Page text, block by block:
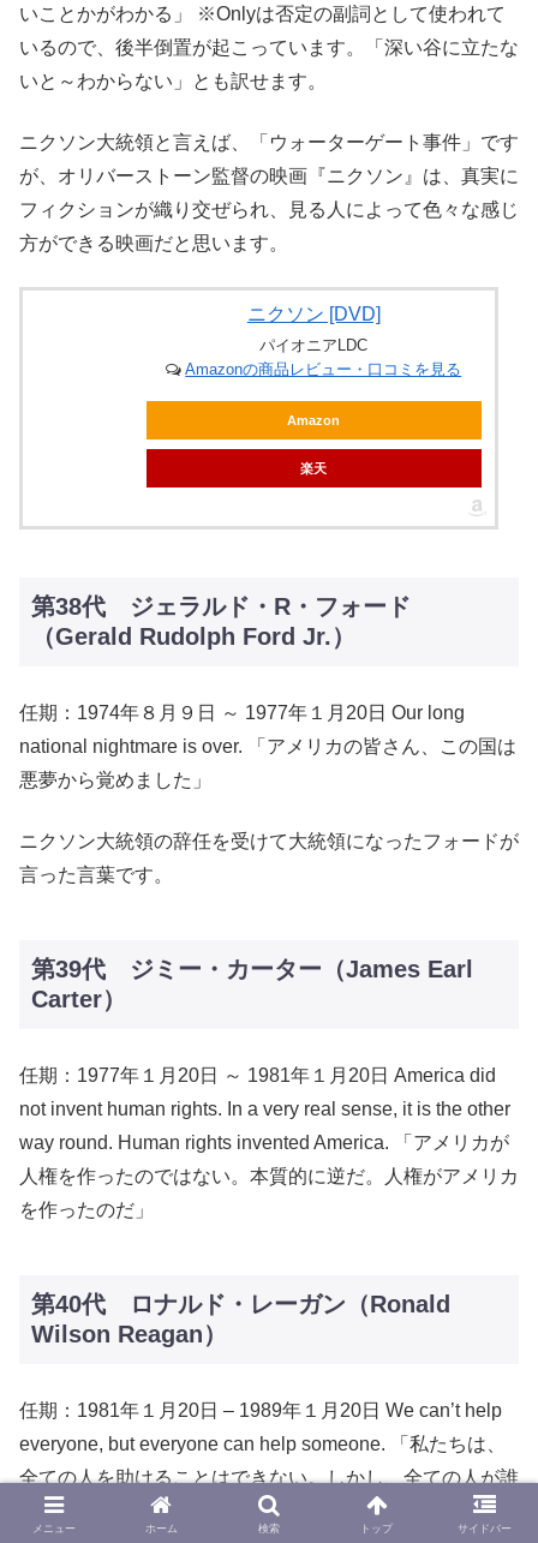
いことかがわかる」 ※Onlyは否定の副詞として使われて
いるので、後半倒置が起こっています。「深い谷に立たな
いと～わからない」とも訳せます。
ニクソン大統領と言えば、「ウォーターゲート事件」です
が、オリバーストーン監督の映画『ニクソン』は、真実に
フィクションが織り交ぜられ、見る人によって色々な感じ
方ができる映画だと思います。
ニクソン [DVD]
パイオニアLDC
Amazonの商品レビュー・口コミを見る
Amazon
楽天
第38代 ジェラルド・R・フォード
（Gerald Rudolph Ford Jr.）
任期：1974年８月９日 ～ 1977年１月20日 Our long
national nightmare is over. 「アメリカの皆さん、この国は
悪夢から覚めました」
ニクソン大統領の辞任を受けて大統領になったフォードが
言った言葉です。
第39代 ジミー・カーター（James Earl
Carter）
任期：1977年１月20日 ～ 1981年１月20日 America did
not invent human rights. In a very real sense, it is the other
way round. Human rights invented America. 「アメリカが
人権を作ったのではない。本質的に逆だ。人権がアメリカ
を作ったのだ」
第40代 ロナルド・レーガン（Ronald
Wilson Reagan）
任期：1981年１月20日 – 1989年１月20日 We can’t help
everyone, but everyone can help someone. 「私たちは、
全ての人を助けることはできない。しかし、全ての人が誰
かを助けることはできる」
メニュー ホーム 検索 トップ サイドバー